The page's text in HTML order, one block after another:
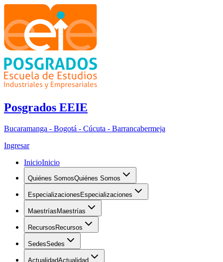
Posgrados EEIE
Bucaramanga - Bogotá - Cúcuta - Barrancabermeja
Ingresar
InicioInicio
Quiénes SomosQuiénes Somos
Especializaciones Especializaciones
Maestrías Maestrías
Recursos Recursos
SedesSedes
ActualidadActualidad